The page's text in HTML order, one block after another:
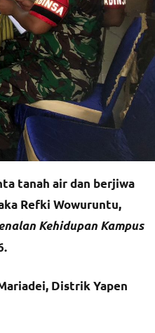
tanah air dan berjiwa
Refki Wowuruntu,
Kehidupan Kampus
Distrik Yapen